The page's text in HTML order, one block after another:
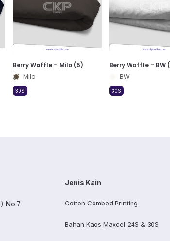
Berry Waffle – Milo (5)
Milo
30S
Berry Waffle – BW
BW
30S
No.7
Jenis Kain
Cotton Combed Printing
Bahan Kaos Maxcel 24S & 30S